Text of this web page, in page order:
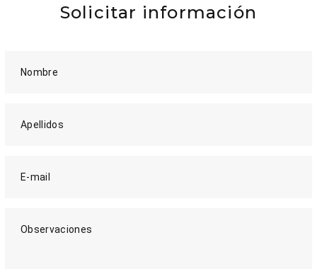
Solicitar información
Nombre
Apellidos
E-mail
Observaciones